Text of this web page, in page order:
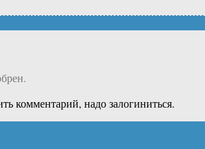
комментарий, надо залогиниться.